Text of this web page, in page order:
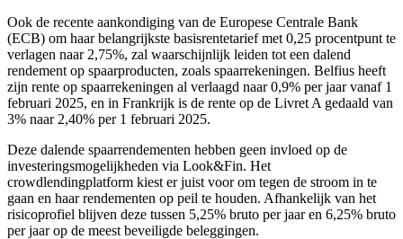
Ook de recente aankondiging van de Europese Centrale Bank
(ECB) om haar belangrijkste basisrentetarief met 0,25 procentpunt te
verlagen naar 2,75%, zal waarschijnlijk leiden tot een dalend
rendement op spaarproducten, zoals spaarrekeningen. Belfius heeft
zijn rente op spaarrekeningen al verlaagd naar 0,9% per jaar vanaf 1
februari 2025, en in Frankrijk is de rente op de Livret A gedaald van
3% naar 2,40% per 1 februari 2025.
Deze dalende spaarrendementen hebben geen invloed op de
investeringsmogelijkheden via Look&Fin. Het
crowdlendingplatform kiest er juist voor om tegen de stroom in te
gaan en haar rendementen op peil te houden. Afhankelijk van het
risicoprofiel blijven deze tussen 5,25% bruto per jaar en 6,25% bruto
per jaar op de meest beveiligde beleggingen.